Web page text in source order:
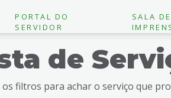
PORTAL DO
SERVIDOR
SALA DE
de
os filtros para achar o serviço que